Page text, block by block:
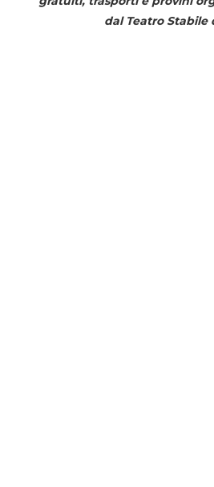
dal Teatro Stabile